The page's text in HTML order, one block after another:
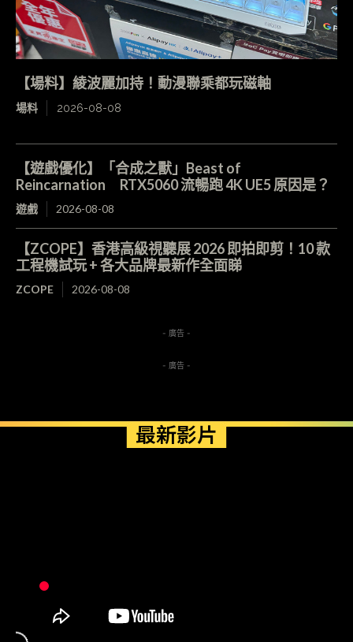
【場料】綾波麗加持！動漫聯乘都玩磁軸
場料 2026-08-08
【遊戲優化】「合成之獸」Beast of
Reincarnation RTX5060 流暢跑 4K UE5 原因是？
遊戲 2026-08-08
【ZCOPE】香港高級視聽展 2026 即拍即剪！10 款
工程機試玩 + 各大品牌最新作全面睇
ZCOPE 2026-08-08
- 廣告 -
- 廣告 -
最新影片